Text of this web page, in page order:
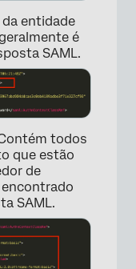
da entidade
é
SAML.
todos
que estão
de
SAML.